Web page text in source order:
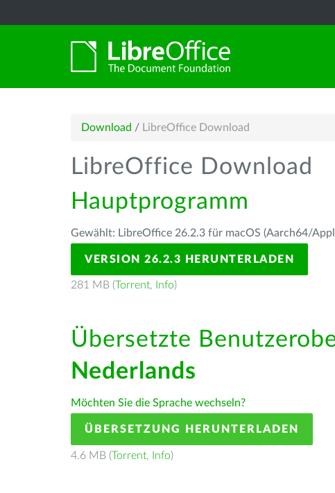
Download / LibreOffice Download
LibreOffice Download
Hauptprogramm
Gewählt: LibreOffice 26.2.3 für macOS (Aarch64/
VERSION 26.2.3 HERUNTERLADEN
281 MB (Torrent, Info)
Übersetzte
Nederlands
Möchten Sie die Sprache wechseln?
ÜBERSETZUNG HERUNTERLADEN
4.6 MB (Torrent, Info)